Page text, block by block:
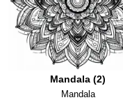
Mandala (2)
Mandala